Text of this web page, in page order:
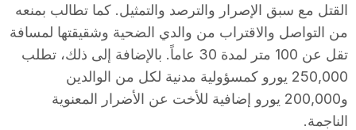
القتل مع سبق الإصرار والترصد والتمثيل. كما تطالب بمنعه
من التواصل والاقتراب من والدي الضحية وشقيقتها لمسافة
تقل عن 100 متر لمدة 30 عاماً. بالإضافة إلى ذلك، تطلب
250,000 يورو كمسؤولية مدنية لكل من الوالدين
و200,000 يورو إضافية للأخت عن الأضرار المعنوية
الناجمة.